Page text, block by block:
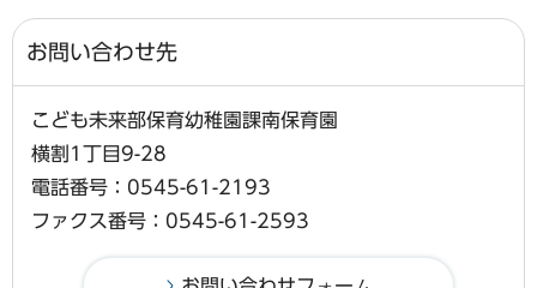
お問い合わせ先
こども未来部保育幼稚園課南保育園
横割1丁目9-28
電話番号：0545-61-2193
ファクス番号：0545-61-2593